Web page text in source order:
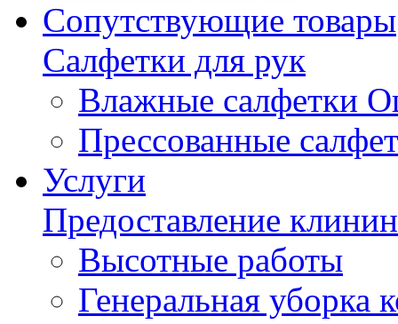
Сопутствующие товары
Салфетки для рук
Влажные салфетки
Прессованные
Услуги
Предоставление
Высотные работы
Генеральная